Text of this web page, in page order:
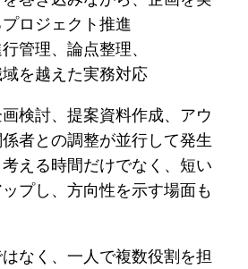
ロジェクト推進
管理、論点整理、
を越えた実務対応
検討、提案資料作成、アウ
者との調整が並行して発生
える時間だけでなく、短い
プし、方向性を示す場面も
なく、一人で複数役割を担